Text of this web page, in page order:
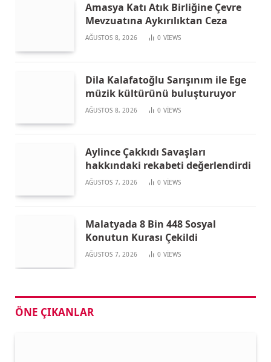
Amasya Katı Atık Birliğine Çevre
Mevzuatına Aykırılıktan Ceza
AĞUSTOS 8, 2026 0 VIEWS
Dila Kalafatoğlu Sarışınım ile Ege
müzik kültürünü buluşturuyor
AĞUSTOS 8, 2026 0 VIEWS
Aylince Çakkıdı Savaşları
hakkındaki rekabeti değerlendirdi
AĞUSTOS 7, 2026 0 VIEWS
Malatyada 8 Bin 448 Sosyal
Konutun Kurası Çekildi
AĞUSTOS 7, 2026 0 VIEWS
ÖNE ÇIKANLAR